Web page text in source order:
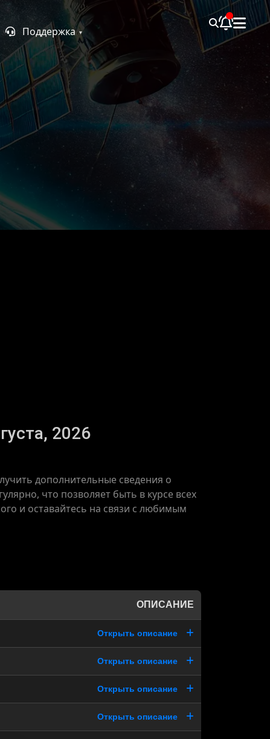
Поддержка
2026
дополнительные сведения о
что позволяет быть в курсе всех
и оставайтесь на связи с любимым
ОПИСАНИЕ
Открыть описание
Открыть описание
Открыть описание
Открыть описание